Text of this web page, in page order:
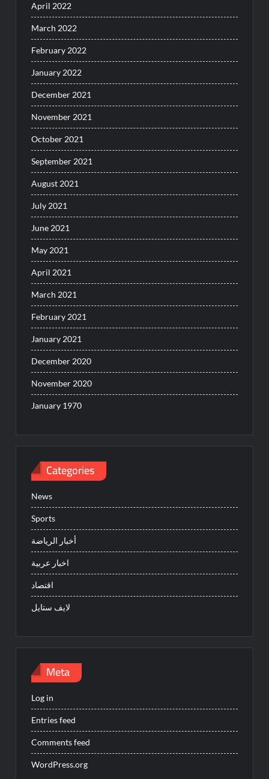
April 2022
March 2022
February 2022
January 2022
December 2021
November 2021
October 2021
September 2021
August 2021
July 2021
June 2021
May 2021
April 2021
March 2021
February 2021
January 2021
December 2020
November 2020
January 1970
Categories
News
Sports
أخبار الرياضة
اخبار عربية
اقتصاد
لايف ستايل
Meta
Log in
Entries feed
Comments feed
WordPress.org